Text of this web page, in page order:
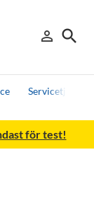
person_outline
Logga in
search
Sök
Servicetjänster
för test!